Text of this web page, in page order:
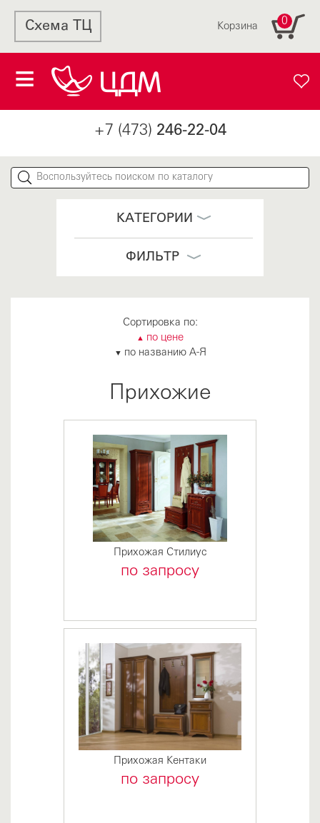
Схема ТЦ Корзина 0
+7 (473) 246-22-04
КАТЕГОРИИ
ФИЛЬТР
Сортировка по:
▲ по цене
▼ по названию А-Я
Прихожие
Прихожая Стилиус
по запросу
Прихожая Кентаки
по запросу